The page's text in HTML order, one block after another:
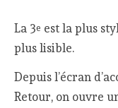
La 3e est la plus
plus lisible.
Depuis l’écran
Retour, on ouvre